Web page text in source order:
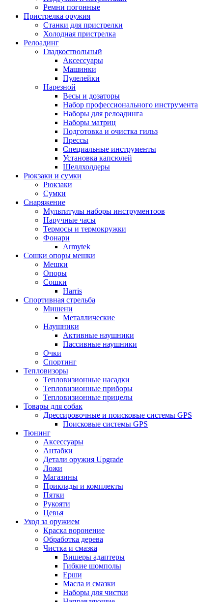
Ремни погонные
Пристрелка оружия
Станки для пристрелки
Холодная пристрелка
Релоадинг
Гладкоствольный
Аксессуары
Машинки
Пулелейки
Нарезной
Весы и дозаторы
Набор профессионального инструмента
Наборы для релоадинга
Наборы матриц
Подготовка и очистка гильз
Прессы
Специальные инструменты
Установка капсюлей
Шеллхолдеры
Рюкзаки и сумки
Рюкзаки
Сумки
Снаряжение
Мультитулы наборы инструментоов
Наручные часы
Термосы и термокружки
Фонари
Armytek
Сошки опоры мешки
Мешки
Опоры
Сошки
Harris
Спортивная стрельба
Мишени
Металлические
Наушники
Активные наушники
Пассивные наушники
Очки
Спортинг
Тепловизоры
Тепловизионные насадки
Тепловизионные приборы
Тепловизионные прицелы
Товары для собак
Дрессировочные и поисковые системы GPS
Поисковые системы GPS
Тюнинг
Аксессуары
Антабки
Детали оружия Upgrade
Ложи
Магазины
Приклады и комплекты
Пятки
Рукояти
Цевья
Уход за оружием
Краска воронение
Обработка дерева
Чистка и смазка
Вишеры адаптеры
Гибкие шомполы
Ерши
Масла и смазки
Наборы для чистки